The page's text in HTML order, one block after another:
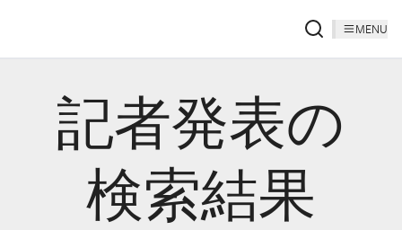
MENU
記者発表の
検索結果